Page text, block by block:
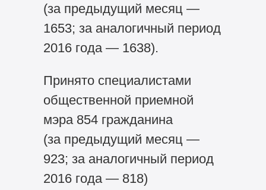
(за предыдущий месяц —
1653; за аналогичный период
2016 года — 1638).
Принято специалистами
общественной приемной
мэра 854 гражданина
(за предыдущий месяц —
923; за аналогичный период
2016 года — 818)